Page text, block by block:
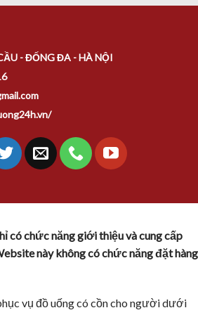
- ĐỐNG ĐA - HÀ NỘI
có chức năng giới thiệu và cung cấp
này không có chức năng đặt hàng
vụ đồ uống có cồn cho người dưới